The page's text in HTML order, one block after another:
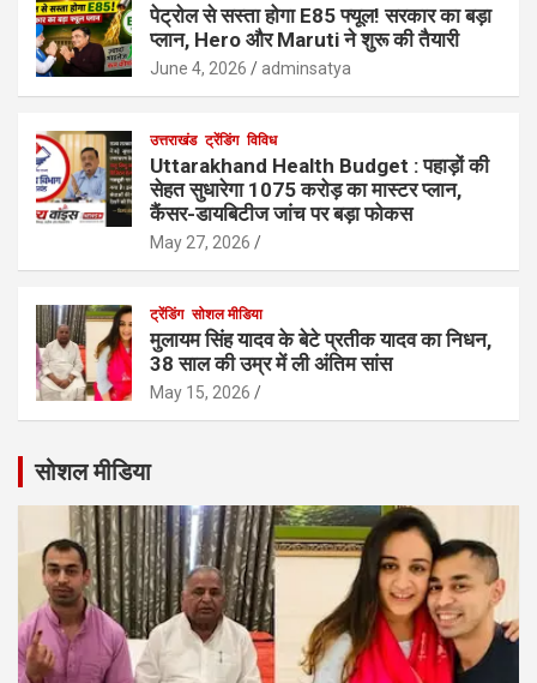
पेट्रोल से सस्ता होगा E85 फ्यूल! सरकार का बड़ा
प्लान, Hero और Maruti ने शुरू की तैयारी
June 4, 2026 adminsatya
उत्तराखंड ट्रेंडिंग विविध
Uttarakhand Health Budget : पहाड़ों की
सेहत सुधारेगा 1075 करोड़ का मास्टर प्लान,
कैंसर-डायबिटीज जांच पर बड़ा फोकस
May 27, 2026
ट्रेंडिंग सोशल मीडिया
मुलायम सिंह यादव के बेटे प्रतीक यादव का निधन,
38 साल की उम्र में ली अंतिम सांस
May 15, 2026
सोशल मीडिया